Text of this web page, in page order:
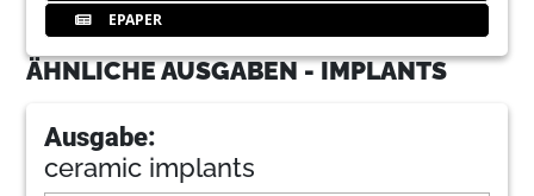
EPAPER
ÄHNLICHE AUSGABEN - IMPLANTS
Ausgabe:
ceramic implants